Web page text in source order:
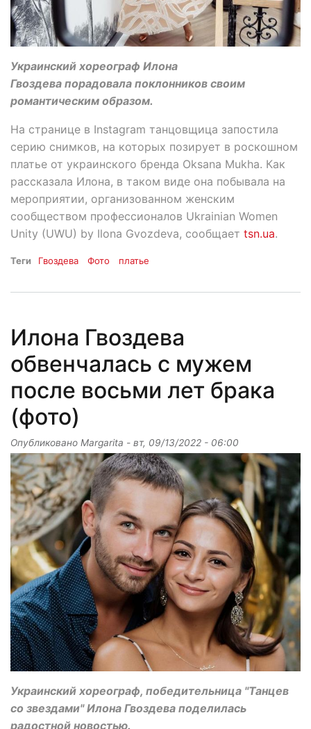
Украинский хореограф Илона
Гвоздева порадовала поклонников своим
романтическим образом.
На странице в Instagram танцовщица запостила
серию снимков, на которых позирует в роскошном
платье от украинского бренда Oksana Mukha. Как
рассказала Илона, в таком виде она побывала на
мероприятии, организованном женским
сообществом профессионалов Ukrainian Women
Unity (UWU) by Ilona Gvozdeva, сообщает tsn.ua.
Теги Гвоздева Фото платье
Илона Гвоздева
обвенчалась с мужем
после восьми лет брака
(фото)
Опубликовано Margarita - вт, 09/13/2022 - 06:00
Украинский хореограф, победительница "Танцев
со звездами" Илона Гвоздева поделилась
радостной новостью.